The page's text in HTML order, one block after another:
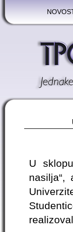
U